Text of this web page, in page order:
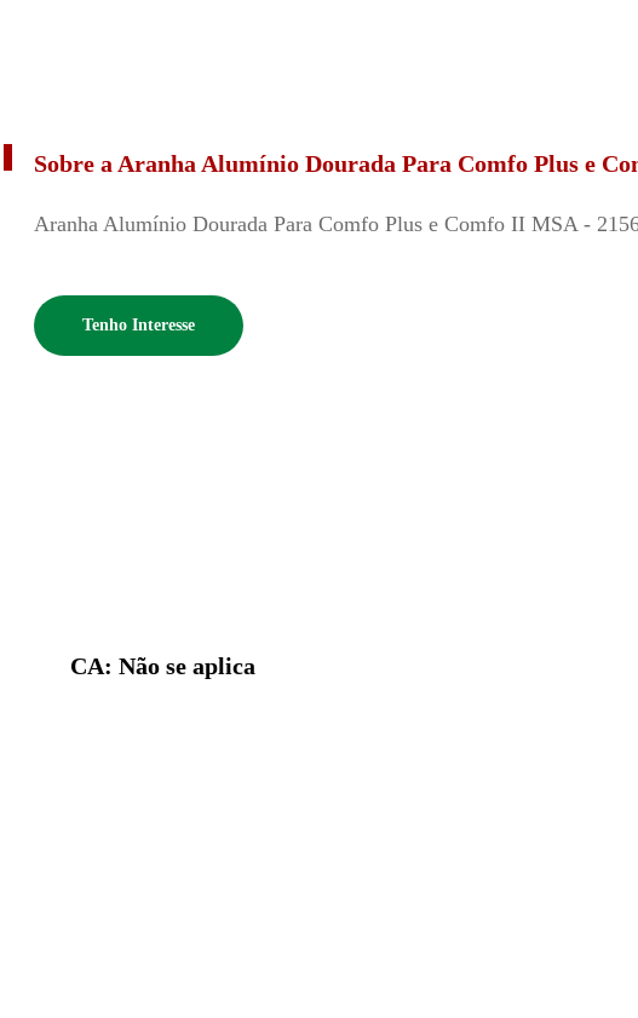
Sobre a Aranha Alumínio Dourada Para Comfo Plus e
Aranha Alumínio Dourada Para Comfo Plus e Comfo II MSA -
Tenho Interesse
CA: Não se aplica